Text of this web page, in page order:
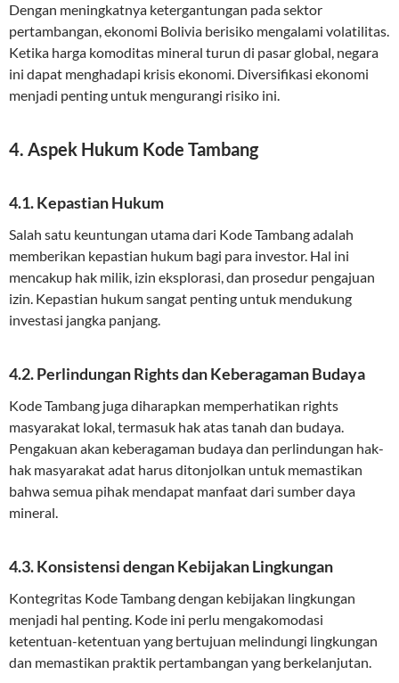
Dengan meningkatnya ketergantungan pada sektor
pertambangan, ekonomi Bolivia berisiko mengalami volatilitas.
Ketika harga komoditas mineral turun di pasar global, negara
ini dapat menghadapi krisis ekonomi. Diversifikasi ekonomi
menjadi penting untuk mengurangi risiko ini.
4. Aspek Hukum Kode Tambang
4.1. Kepastian Hukum
Salah satu keuntungan utama dari Kode Tambang adalah
memberikan kepastian hukum bagi para investor. Hal ini
mencakup hak milik, izin eksplorasi, dan prosedur pengajuan
izin. Kepastian hukum sangat penting untuk mendukung
investasi jangka panjang.
4.2. Perlindungan Rights dan Keberagaman Budaya
Kode Tambang juga diharapkan memperhatikan rights
masyarakat lokal, termasuk hak atas tanah dan budaya.
Pengakuan akan keberagaman budaya dan perlindungan hak-
hak masyarakat adat harus ditonjolkan untuk memastikan
bahwa semua pihak mendapat manfaat dari sumber daya
mineral.
4.3. Konsistensi dengan Kebijakan Lingkungan
Kontegritas Kode Tambang dengan kebijakan lingkungan
menjadi hal penting. Kode ini perlu mengakomodasi
ketentuan-ketentuan yang bertujuan melindungi lingkungan
dan memastikan praktik pertambangan yang berkelanjutan.